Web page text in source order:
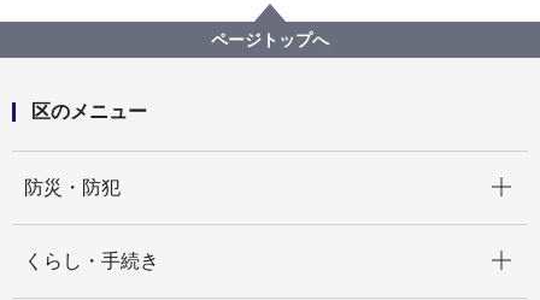
区長瓦版（令和６年度）
「てんこもりのわ」の内覧会（区長の人・まち探訪）
ページトップへ
区のメニュー
防災・防犯
くらし・手続き